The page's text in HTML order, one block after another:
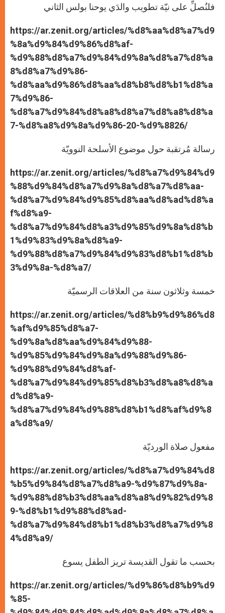
فلنُصلِّ على نيّة تطويب والدَي يوحنا بولس الثاني
https://ar.zenit.org/articles/%d8%aa%d8%a7%d9
%8a%d9%84%d9%86%d8%af-
%d9%88%d8%a7%d9%84%d9%8a%d8%a7%d8%a
8%d8%a7%d9%86-
%d8%aa%d9%86%d8%aa%d8%b8%d8%b1%d8%a
7%d9%86-
%d8%a7%d9%84%d8%a8%d8%a7%d8%a8%d8%a
7-%d8%a8%d9%8a%d9%86-20-%d9%8826/
رسالة مُرتقبة حول موضوع الأسلحة النوويّة
https://ar.zenit.org/articles/%d8%a7%d9%84%d9
%88%d9%84%d8%a7%d9%8a%d8%a7%d8%aa-
%d8%a7%d9%84%d9%85%d8%aa%d8%ad%d8%a
f%d8%a9-
%d8%a7%d9%84%d8%a3%d9%85%d9%8a%d8%b
1%d9%83%d9%8a%d8%a9-
%d9%88%d8%a7%d9%84%d9%83%d8%b1%d8%b
3%d9%8a-%d8%a7/
خمسة وثلاثون سنة من العلاقات الرسميّة
https://ar.zenit.org/articles/%d8%b9%d9%86%d8
%af%d9%85%d8%a7-
%d9%8a%d8%aa%d9%84%d9%88-
%d9%85%d9%84%d9%8a%d9%88%d9%86-
%d9%88%d9%84%d8%af-
%d8%a7%d9%84%d9%85%d8%b3%d8%a8%d8%a
d%d8%a9-
%d8%a7%d9%84%d9%88%d8%b1%d8%af%d9%8
a%d8%a9/
مفعول صلاة الورديّة
https://ar.zenit.org/articles/%d8%a7%d9%84%d8
%b5%d9%84%d8%a7%d8%a9-%d9%87%d9%8a-
%d9%88%d8%b3%d8%aa%d8%a8%d9%82%d9%8
9-%d8%b1%d9%88%d8%ad-
%d8%a7%d9%84%d8%b1%d8%b3%d8%a7%d9%8
4%d8%a9/
بحسب ما تقول القديسة تريز الطفل يسوع
https://ar.zenit.org/articles/%d9%86%d8%b9%d9
%85-